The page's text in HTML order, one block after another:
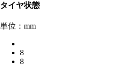
タイヤ状態
単位：mm
8
8